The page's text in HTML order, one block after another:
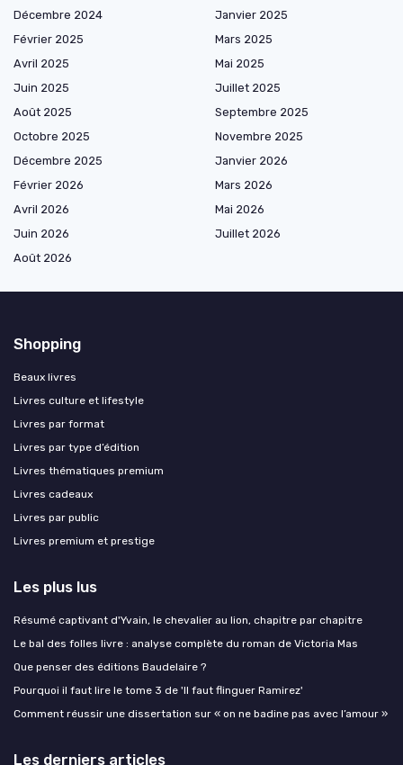
Décembre 2024
Janvier 2025
Février 2025
Mars 2025
Avril 2025
Mai 2025
Juin 2025
Juillet 2025
Août 2025
Septembre 2025
Octobre 2025
Novembre 2025
Décembre 2025
Janvier 2026
Février 2026
Mars 2026
Avril 2026
Mai 2026
Juin 2026
Juillet 2026
Août 2026
Shopping
Beaux livres
Livres culture et lifestyle
Livres par format
Livres par type d’édition
Livres thématiques premium
Livres cadeaux
Livres par public
Livres premium et prestige
Les plus lus
Résumé captivant d'Yvain, le chevalier au lion, chapitre par chapitre
Le bal des folles livre : analyse complète du roman de Victoria Mas
Que penser des éditions Baudelaire ?
Pourquoi il faut lire le tome 3 de 'Il faut flinguer Ramirez'
Comment réussir une dissertation sur « on ne badine pas avec l’amour »
Les derniers articles